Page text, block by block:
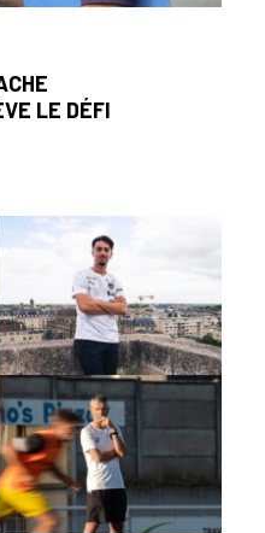
LE DÉFI